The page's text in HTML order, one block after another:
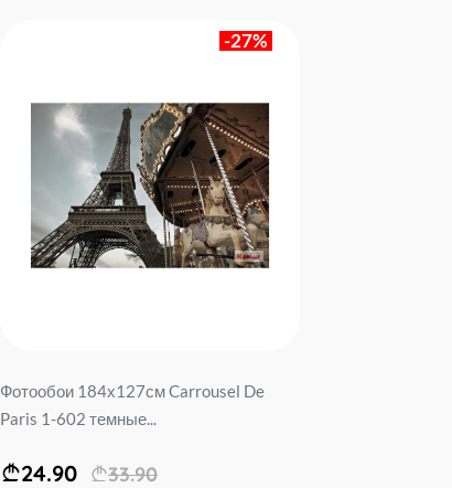
-27%
Фотообои 184х127см Carrousel De
Paris 1-602 темные...
24.90 33.90